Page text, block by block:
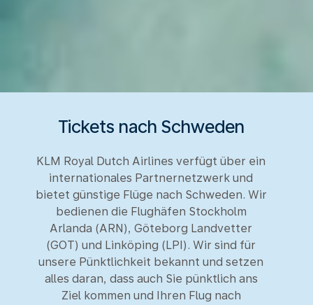
Tickets nach Schweden
KLM Royal Dutch Airlines verfügt über ein
internationales Partnernetzwerk und
bietet günstige Flüge nach Schweden. Wir
bedienen die Flughäfen Stockholm
Arlanda (ARN), Göteborg Landvetter
(GOT) und Linköping (LPI). Wir sind für
unsere Pünktlichkeit bekannt und setzen
alles daran, dass auch Sie pünktlich ans
Ziel kommen und Ihren Flug nach